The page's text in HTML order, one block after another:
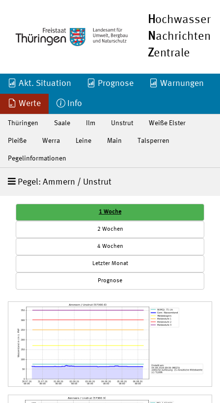
Hochwasser
Nachrichten
Zentrale
Akt. Situation Prognose Warnungen
Werte Info
Thüringen Saale Ilm Unstrut Weiße Elster
Pleiße Werra Leine Main Talsperren
Pegelinformationen
Pegel: Ammern / Unstrut
1 Woche
2 Wochen
4 Wochen
Letzter Monat
Prognose